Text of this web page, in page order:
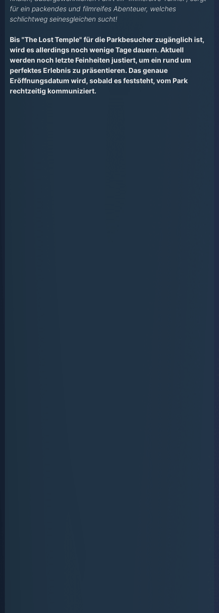
für ein packendes und filmreifes Abenteuer, welches
schlichtweg seinesgleichen sucht!
Bis "The Lost Temple" für die Parkbesucher zugänglich ist,
wird es allerdings noch wenige Tage dauern. Aktuell
werden noch letzte Feinheiten justiert, um ein rund um
perfektes Erlebnis zu präsentieren. Das genaue
Eröffnungsdatum wird, sobald es feststeht, vom Park
rechtzeitig kommuniziert.